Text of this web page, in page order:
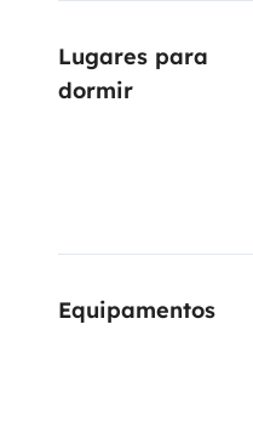
Lugares para
dormir
Equipamentos